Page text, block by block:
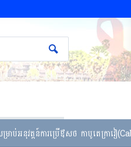
វត្តន៍ការប្រើឳសថ កាបូតេក្រាវៀ